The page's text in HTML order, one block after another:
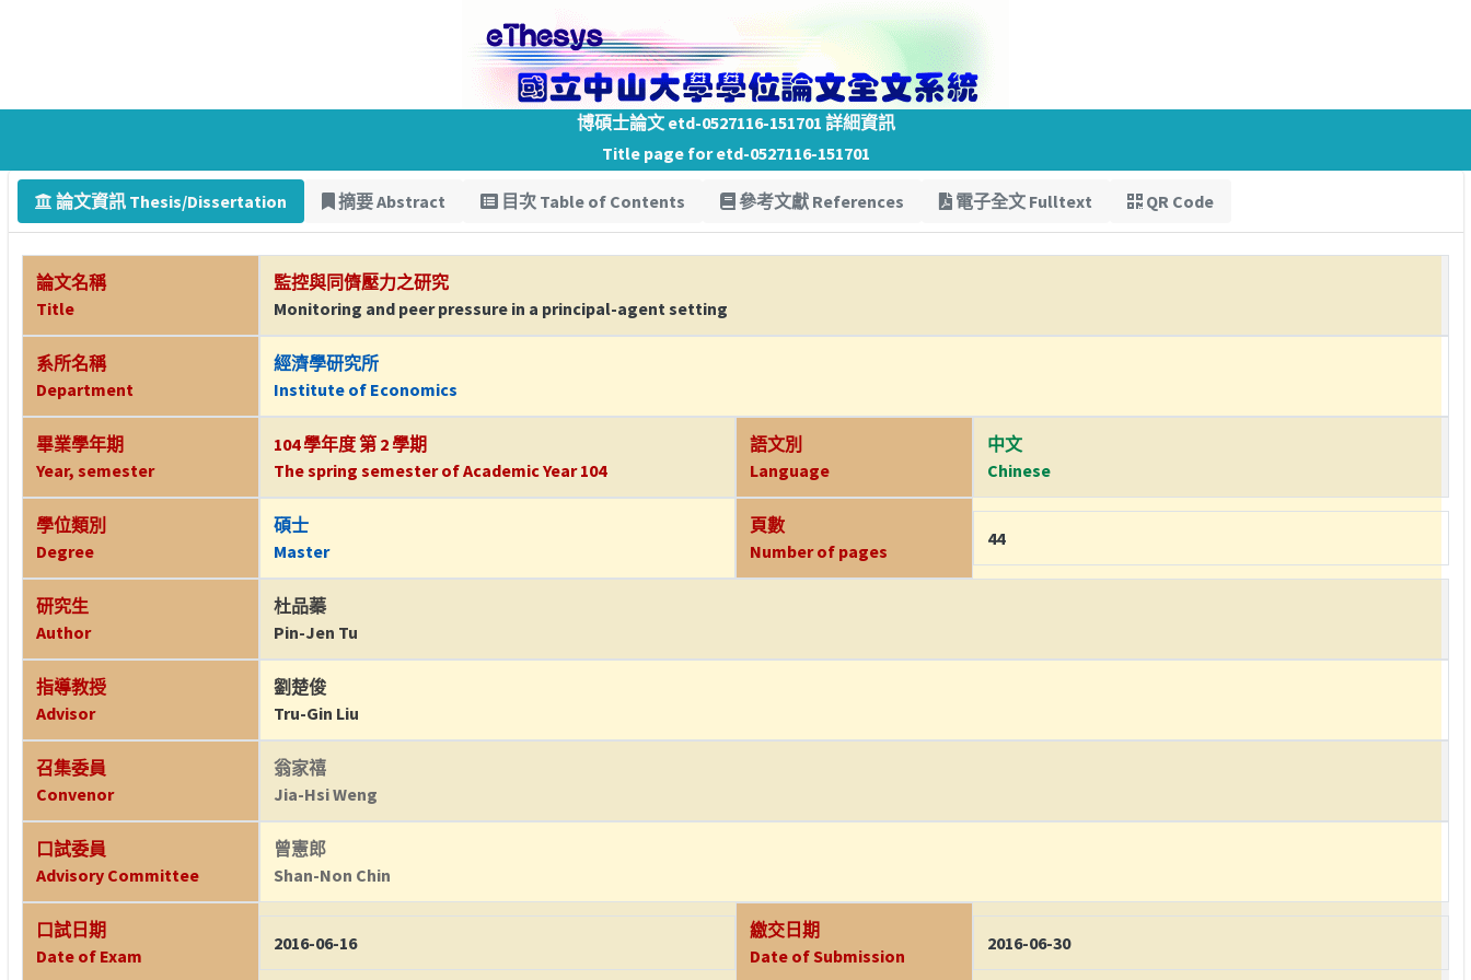
博碩士論文 etd-0527116-151701 詳細資訊
Title page for etd-0527116-151701
論文資訊 Thesis/Dissertation 摘要 Abstract 目次 Table of Contents 參考文獻 References 電子全文 Fulltext QR Code
論文名稱
Title
監控與同儕壓力之研究
Monitoring and peer pressure in a principal-agent setting
系所名稱
Department
經濟學研究所
Institute of Economics
畢業學年期
Year, semester
104 學年度 第 2 學期
The spring semester of Academic Year 104
語文別
Language
中文
Chinese
學位類別
Degree
碩士
Master
頁數
Number of pages
44
研究生
Author
杜品蓁
Pin-Jen Tu
指導教授
Advisor
劉楚俊
Tru-Gin Liu
召集委員
Convenor
翁家禧
Jia-Hsi Weng
口試委員
Advisory Committee
曾憲郎
Shan-Non Chin
口試日期
Date of Exam
2016-06-16
繳交日期
Date of Submission
2016-06-30